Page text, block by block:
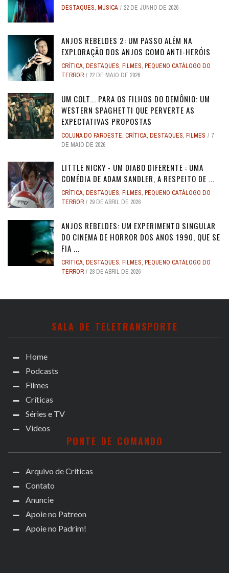
DESTAQUES, MÚSICA 22 DE JUNHO DE 2026
ANJOS REBELDES 2: UM PASSO ALÉM NA
EXPLORAÇÃO DOS ANJOS COMO ANTI-HERÓIS
CRÍTICA, DESTAQUES, FILMES, PEQUENO CATÁLOGO DO
TERROR
22 DE MAIO DE 2026
UM COLT... PARA OS FILHOS DO DEMÔNIO: UM
WESTERN SPAGHETTI QUE PERVERTE AS
EXPECTATIVAS PROPOSTAS
COLUNA DO FAROESTE, CRÍTICA, DESTAQUES, FILMES
7
DE MAIO DE 2026
LITTLE NICKY - UM DIABO DIFERENTE : UMA
COMÉDIA DE ADAM SANDLER, A RESPEITO DE ...
CRÍTICA, DESTAQUES, FILMES, PEQUENO CATÁLOGO DO
TERROR
29 DE ABRIL DE 2026
ANJOS REBELDES: UM EXPERIMENTO SINGULAR
DO CINEMA DE HORROR DOS ANOS 1990, QUE SE
FIA ...
CRÍTICA, DESTAQUES, FILMES, PEQUENO CATÁLOGO DO
TERROR
28 DE ABRIL DE 2026
SALA DE TELETRANSPORTE
Home
Podcasts
Filmes
Críticas
Séries e TV
Videos
PONTE DE COMANDO
Arquivo de Críticas
Contato
Anuncie
Apoie no Patreon
Apoie no Padrim!